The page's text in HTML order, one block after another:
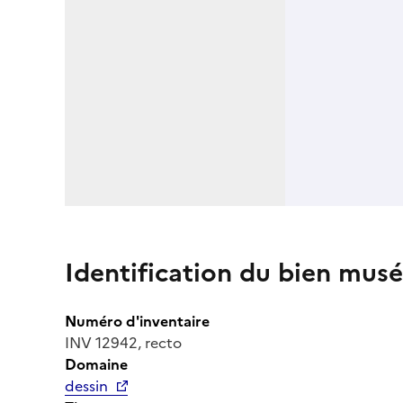
Identification du bien
Numéro d'inventaire
INV 12942, recto
Domaine
dessin